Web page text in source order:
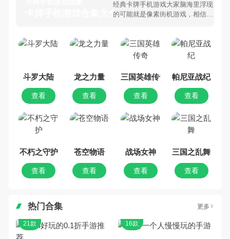
卡牌手机游戏合集大全 >
经典卡牌手机游戏大家脑海里浮现
的可能就是像素街机游戏，相信很
牌手机游戏有哪些呢？游戏今天，
乐途下载站小编芒果味的怪咖给大
集，欢迎大家前来选择下载体验
斗罗大陆
查看
龙之力量
查看
三国英雄传奇
查看
帕尼亚战纪
查看
不朽之守护
查看
苍空物语
查看
战场女神
查看
三国之乱舞
查看
热门合集 更多
21款 16款